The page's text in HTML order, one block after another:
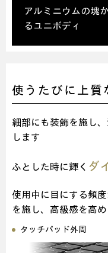
アルミニウムの塊
るユニボディ
使うたびに上質
細部にも装飾を施し
します
ふとした時に輝く ダ
使用中に目にする頻
を施し、高級感を高め
タッチパッド外周